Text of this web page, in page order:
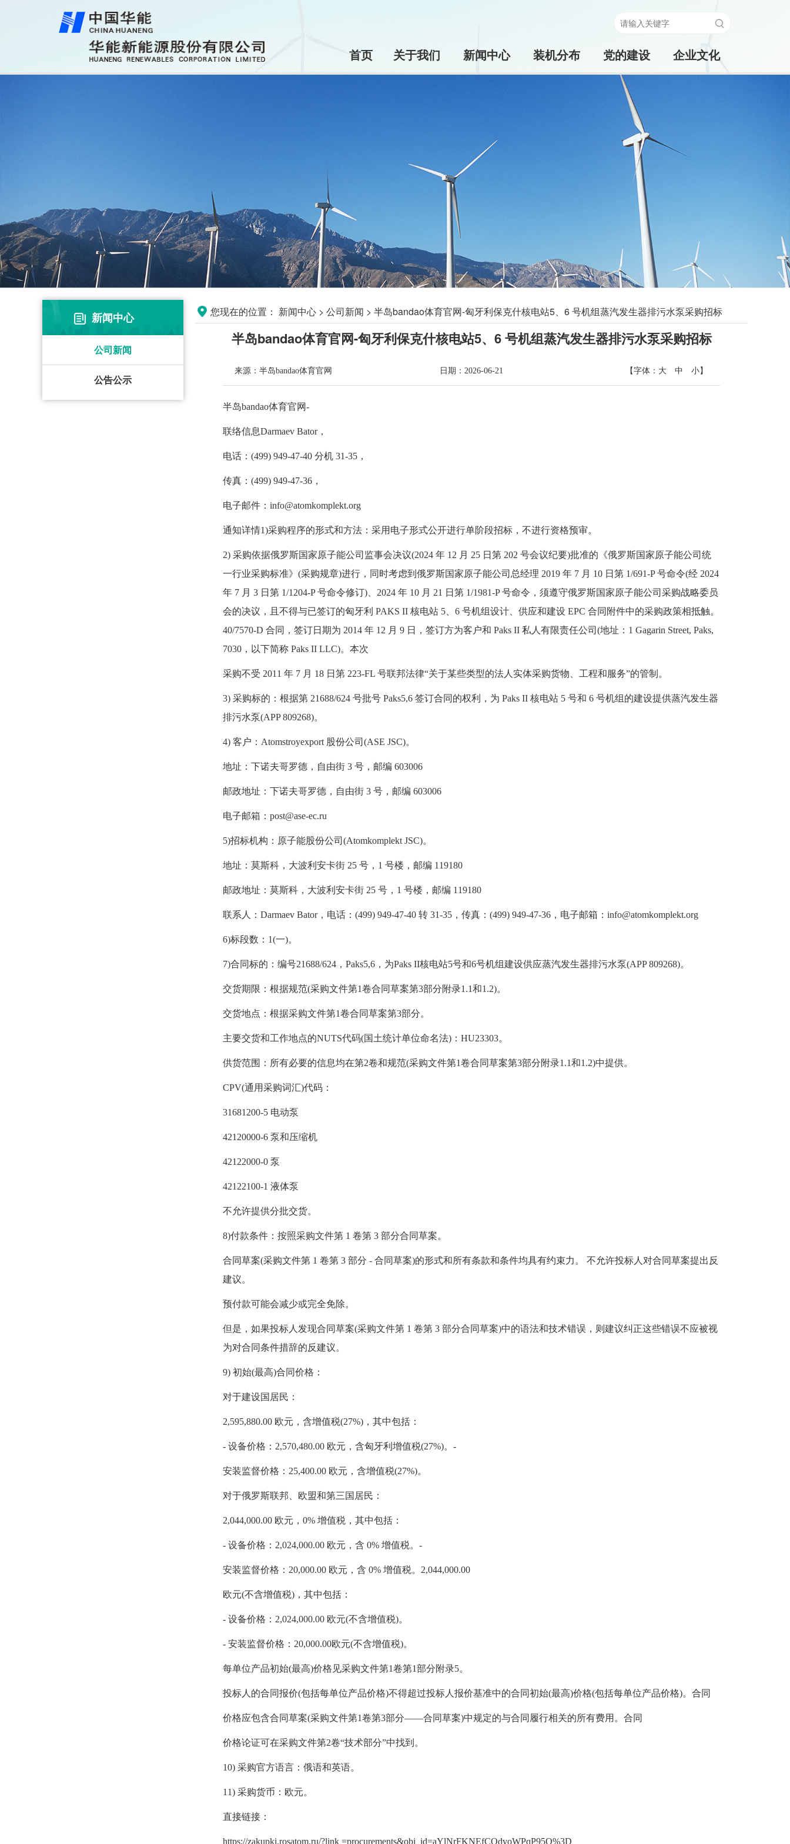
首页 关于我们 新闻中心 装机分布 党的建设 企业文化
新闻中心
公司新闻
公告公示
您现在的位置： 新闻中心 > 公司新闻 > 半岛bandao体育官网-匈牙利保克什核电站5、6 号机组蒸汽发生器排污水泵采购招标
半岛bandao体育官网-匈牙利保克什核电站5、6 号机组蒸汽发生器排污水泵采购招标
来源：半岛bandao体育官网 日期： 2026-06-21 【字体： 大 中 小】
半岛bandao体育官网-
联络信息Darmaev Bator，
电话：(499) 949-47-40 分机 31-35，
传真：(499) 949-47-36，
电子邮件：info@atomkomplekt.org
通知详情1)采购程序的形式和方法：采用电子形式公开进行单阶段招标，不进行资格预审。
2) 采购依据俄罗斯国家原子能公司监事会决议(2024 年 12 月 25 日第 202 号会议纪要)批准的《俄罗斯国家原子能公司统
一行业采购标准》(采购规章)进行，同时考虑到俄罗斯国家原子能公司总经理 2019 年 7 月 10 日第 1/691-P 号命令(经 2024
年 7 月 3 日第 1/1204-P 号命令修订)、2024 年 10 月 21 日第 1/1981-P 号命令，须遵守俄罗斯国家原子能公司采购战略委员
会的决议，且不得与已签订的匈牙利 PAKS II 核电站 5、6 号机组设计、供应和建设 EPC 合同附件中的采购政策相抵触。
40/7570-D 合同，签订日期为 2014 年 12 月 9 日，签订方为客户和 Paks II 私人有限责任公司(地址：1 Gagarin Street, Paks,
7030，以下简称 Paks II LLC)。本次
采购不受 2011 年 7 月 18 日第 223-FL 号联邦法律“关于某些类型的法人实体采购货物、工程和服务”的管制。
3) 采购标的：根据第 21688/624 号批号 Paks5,6 签订合同的权利，为 Paks II 核电站 5 号和 6 号机组的建设提供蒸汽发生器
排污水泵(APP 809268)。
4) 客户：Atomstroyexport 股份公司(ASE JSC)。
地址：下诺夫哥罗德，自由街 3 号，邮编 603006
邮政地址：下诺夫哥罗德，自由街 3 号，邮编 603006
电子邮箱：post@ase-ec.ru
5)招标机构：原子能股份公司(Atomkomplekt JSC)。
地址：莫斯科，大波利安卡街 25 号，1 号楼，邮编 119180
邮政地址：莫斯科，大波利安卡街 25 号，1 号楼，邮编 119180
联系人：Darmaev Bator，电话：(499) 949-47-40 转 31-35，传真：(499) 949-47-36，电子邮箱：info@atomkomplekt.org
6)标段数：1(一)。
7)合同标的：编号21688/624，Paks5,6，为Paks II核电站5号和6号机组建设供应蒸汽发生器排污水泵(APP 809268)。
交货期限：根据规范(采购文件第1卷合同草案第3部分附录1.1和1.2)。
交货地点：根据采购文件第1卷合同草案第3部分。
主要交货和工作地点的NUTS代码(国土统计单位命名法)：HU23303。
供货范围：所有必要的信息均在第2卷和规范(采购文件第1卷合同草案第3部分附录1.1和1.2)中提供。
CPV(通用采购词汇)代码：
31681200-5 电动泵
42120000-6 泵和压缩机
42122000-0 泵
42122100-1 液体泵
不允许提供分批交货。
8)付款条件：按照采购文件第 1 卷第 3 部分合同草案。
合同草案(采购文件第 1 卷第 3 部分 - 合同草案)的形式和所有条款和条件均具有约束力。 不允许投标人对合同草案提出反
建议。
预付款可能会减少或完全免除。
但是，如果投标人发现合同草案(采购文件第 1 卷第 3 部分合同草案)中的语法和技术错误，则建议纠正这些错误不应被视
为对合同条件措辞的反建议。
9) 初始(最高)合同价格：
对于建设国居民：
2,595,880.00 欧元，含增值税(27%)，其中包括：
- 设备价格：2,570,480.00 欧元，含匈牙利增值税(27%)。-
安装监督价格：25,400.00 欧元，含增值税(27%)。
对于俄罗斯联邦、欧盟和第三国居民：
2,044,000.00 欧元，0% 增值税，其中包括：
- 设备价格：2,024,000.00 欧元，含 0% 增值税。-
安装监督价格：20,000.00 欧元，含 0% 增值税。2,044,000.00
欧元(不含增值税)，其中包括：
- 设备价格：2,024,000.00 欧元(不含增值税)。
- 安装监督价格：20,000.00欧元(不含增值税)。
每单位产品初始(最高)价格见采购文件第1卷第1部分附录5。
投标人的合同报价(包括每单位产品价格)不得超过投标人报价基准中的合同初始(最高)价格(包括每单位产品价格)。合同
价格应包含合同草案(采购文件第1卷第3部分——合同草案)中规定的与合同履行相关的所有费用。合同
价格论证可在采购文件第2卷“技术部分”中找到。
10) 采购官方语言：俄语和英语。
11) 采购货币：欧元。
直接链接：
https://zakupki.rosatom.ru/?link =procurements&obj_id=aYlNrFKNEfCQdvoWPqP95Q%3D